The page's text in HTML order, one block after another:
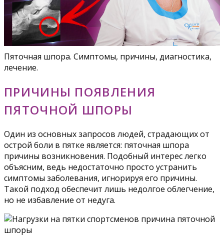
Пяточная шпора. Симптомы, причины, диагностика,
лечение.
ПРИЧИНЫ ПОЯВЛЕНИЯ
ПЯТОЧНОЙ ШПОРЫ
Один из основных запросов людей, страдающих от
острой боли в пятке является: пяточная шпора
причины возникновения. Подобный интерес легко
объясним, ведь недостаточно просто устранить
симптомы заболевания, игнорируя его причины.
Такой подход обеспечит лишь недолгое облегчение,
но не избавление от недуга.